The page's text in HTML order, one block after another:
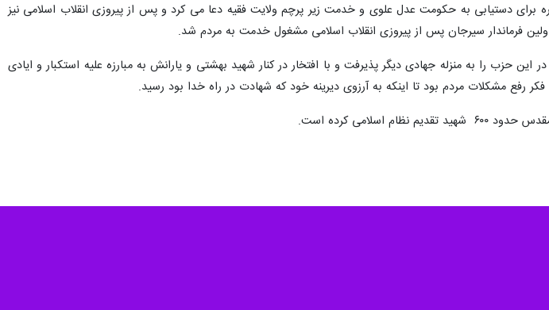
برای دستیابی به حکومت عدل علوی و خدمت زیر پرچم ولایت فقیه دعا می کرد و پس از پیروزی انقلاب اسلامی نیز
فرماندار سیرجان پس از پیروزی انقلاب اسلامی مشغول خدمت به مردم شد.
را به منزله جهادی دیگر پذیرفت و با افتخار در کنار شهید بهشتی و یارانش به مبارزه علیه استکبار و ایادی
رفع مشکلات مردم بود تا اینکه به آرزوی دیرینه خود که شهادت در راه خدا بود رسید.